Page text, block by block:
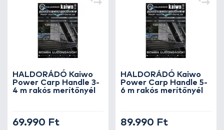
HALDORÁDÓ Kaiwo
Power Carp Handle 3-
4 m rakós merítőnyél
69.990 Ft
HALDORÁDÓ Kaiwo
Power Carp Handle 5-
6 m rakós merítőnyél
89.990 Ft